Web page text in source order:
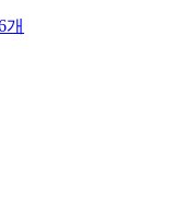
개